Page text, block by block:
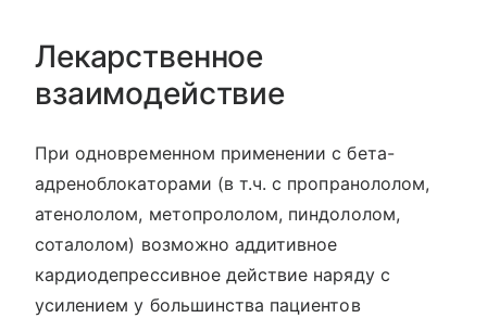
Лекарственное
взаимодействие
При одновременном применении с бета-
адреноблокаторами (в т.ч. с пропранололом,
атенололом, метопрололом, пиндололом,
соталолом) возможно аддитивное
кардиодепрессивное действие наряду с
усилением у большинства пациентов